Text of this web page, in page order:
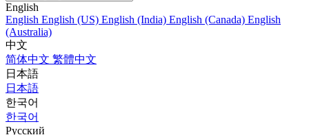
English
English English (US) English (India) English (Canada) English
(Australia)
中文
简体中文 繁體中文
日本語
日本語
한국어
한국어
Русский